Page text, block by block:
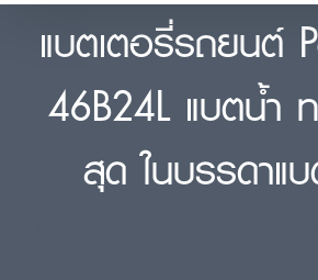
แบตเตอรี่รถยนต์
46B24L แบตน้ำ
สุด ในบรรดาแ